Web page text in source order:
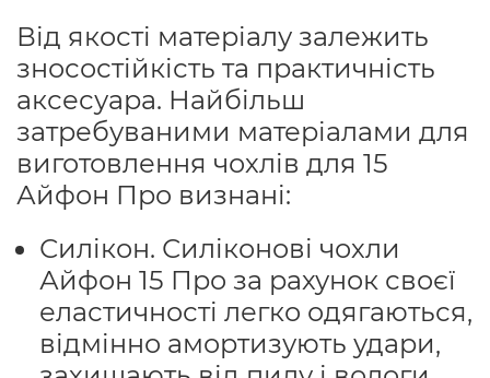
Від якості матеріалу залежить
зносостійкість та практичність
аксесуара. Найбільш
затребуваними матеріалами для
виготовлення чохлів для 15
Айфон Про визнані:
Силікон. Силіконові чохли
Айфон 15 Про за рахунок своєї
еластичності легко одягаються,
відмінно амортизують удари,